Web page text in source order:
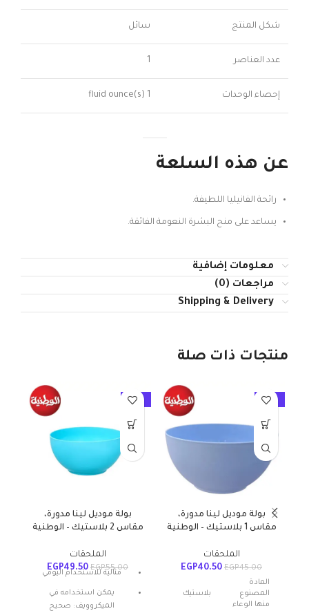
شكل المنتج سائل
عدد العناصر 1
إحصاء الوحدات 1 fluid ounce(s)
عن هذه السلعة
رائحة الفانيليا اللطيفة.
يساعد على منح البشرة النعومة الفائقة.
معلومات إضافية
مراجعات (0)
Shipping & Delivery
منتجات ذات صلة
-10%
بولة موديل لينا مدورة،
مقاس 1 بلاستيك – الوطنية
الملحقات
EGP45.00
EGP40.50
المادة
المصنوع
منها الوعاء
بلاستيك
-10%
بولة موديل لينا مدورة،
مقاس 2 بلاستيك – الوطنية
الملحقات
EGP55.00
EGP49.50
مثالية للاستخدام اليومي
يمكن استخدامه في
الميكروويف: صحيح